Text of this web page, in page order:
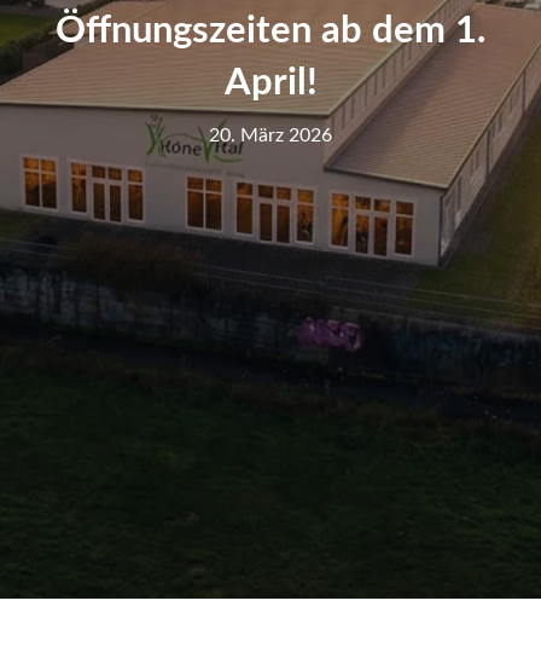
Öffnungszeiten ab dem 1.
April!
20. März 2026